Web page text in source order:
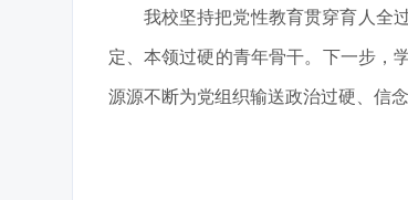
我校坚持把党性教育贯穿育人全
定、本领过硬的青年骨干。下一步，
源源不断为党组织输送政治过硬、信